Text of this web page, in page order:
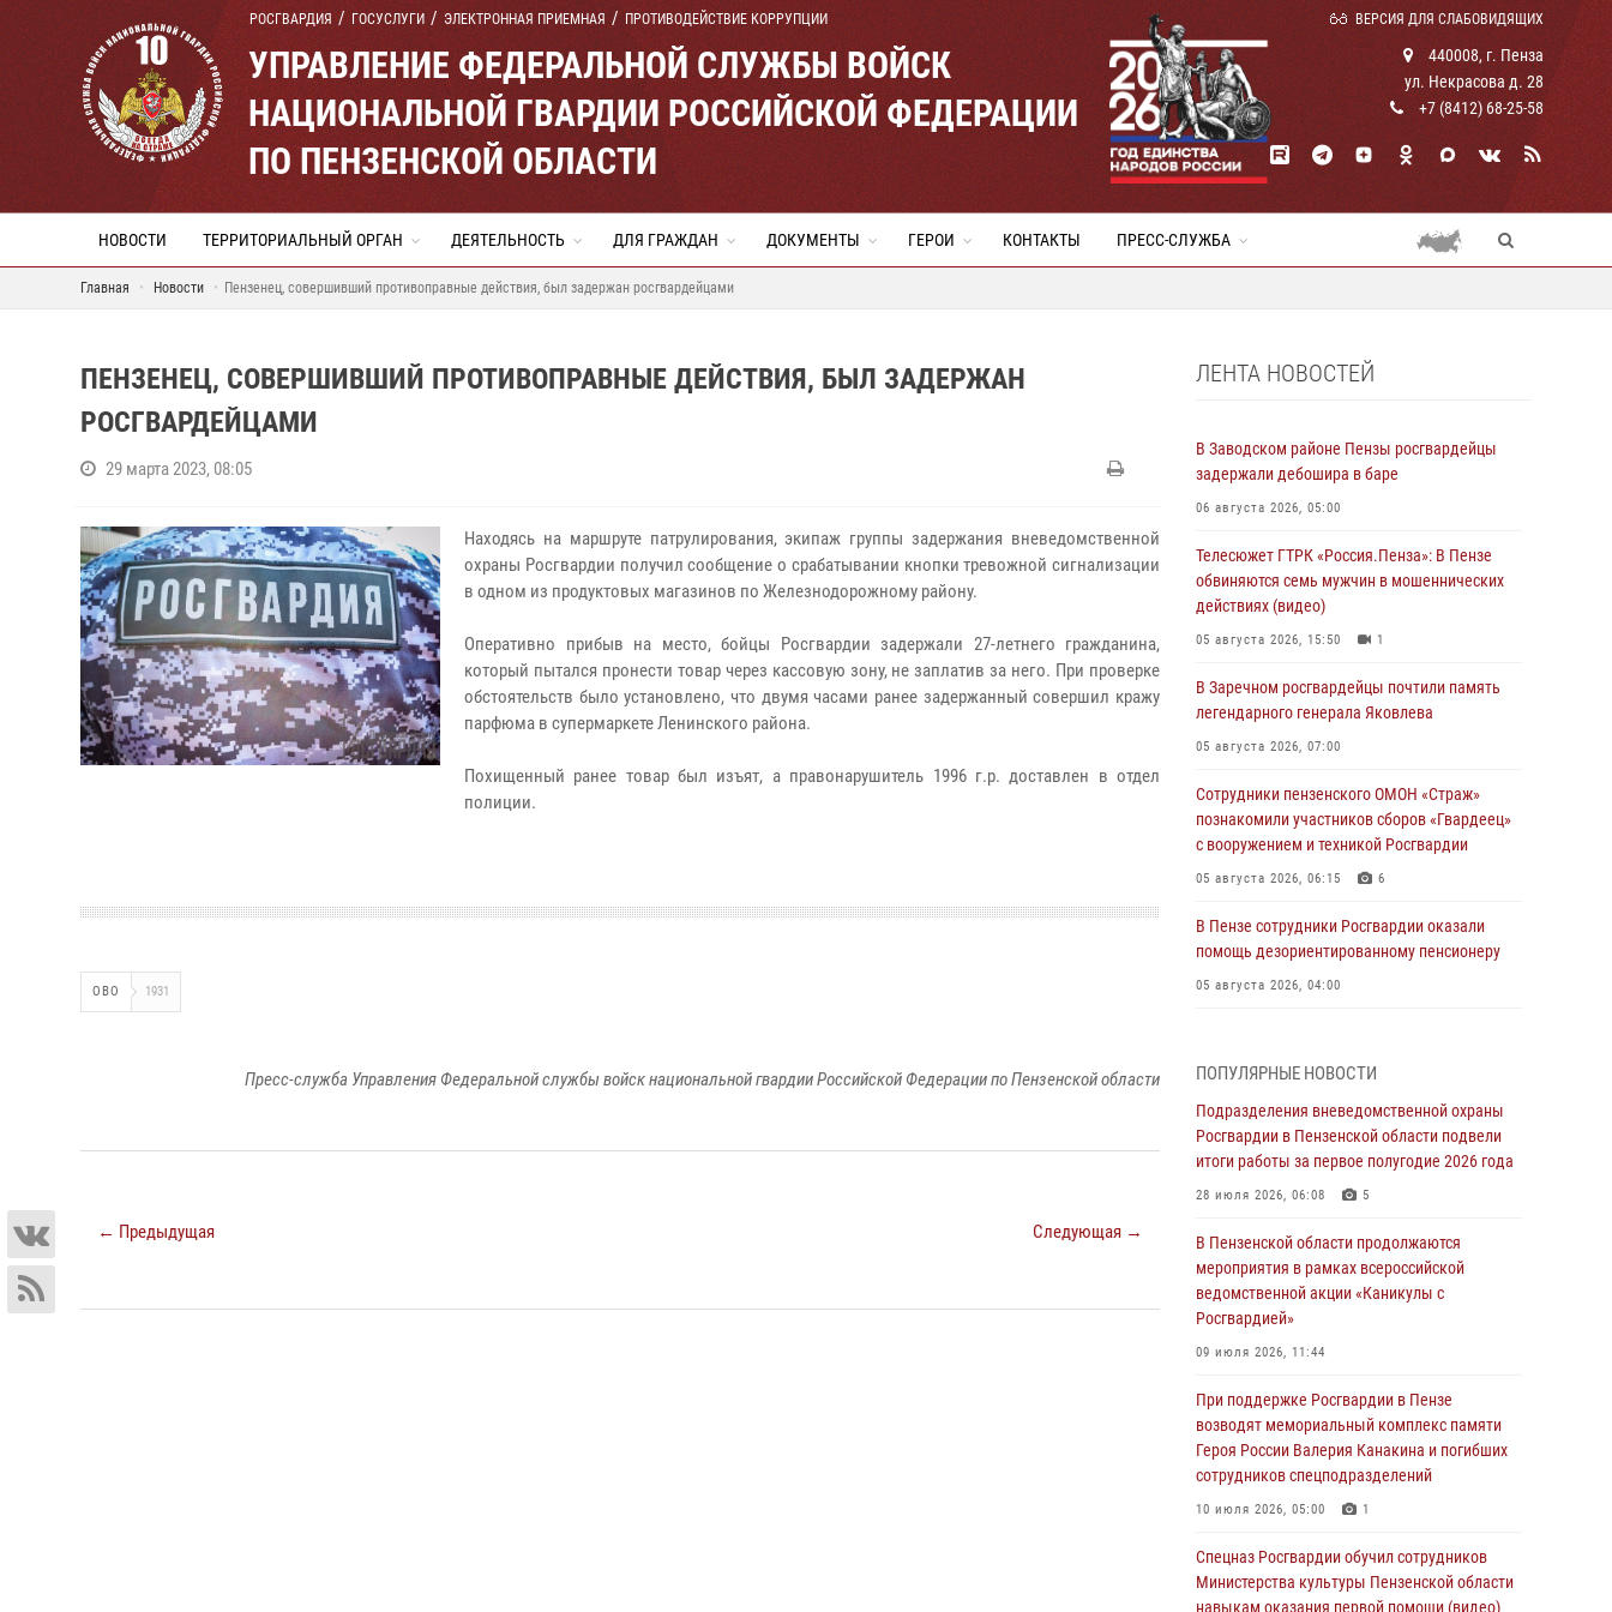
РОСГВАРДИЯ ГОСУСЛУГИ ЭЛЕКТРОННАЯ ПРИЕМНАЯ ПРОТИВОДЕЙСТВИЕ КОРРУПЦИИ ВЕРСИЯ ДЛЯ СЛАБОВИДЯЩИХ
УПРАВЛЕНИЕ ФЕДЕРАЛЬНОЙ СЛУЖБЫ ВОЙСК
НАЦИОНАЛЬНОЙ ГВАРДИИ РОССИЙСКОЙ ФЕДЕРАЦИИ
ПО ПЕНЗЕНСКОЙ ОБЛАСТИ
440008, г. Пенза
ул. Некрасова д. 28
+7 (8412) 68-25-58
НОВОСТИ ТЕРРИТОРИАЛЬНЫЙ ОРГАН ДЕЯТЕЛЬНОСТЬ ДЛЯ ГРАЖДАН ДОКУМЕНТЫ ГЕРОИ КОНТАКТЫ ПРЕСС-СЛУЖБА
Главная Новости Пензенец, совершивший противоправные действия, был задержан росгвардейцами
ПЕНЗЕНЕЦ, СОВЕРШИВШИЙ ПРОТИВОПРАВНЫЕ ДЕЙСТВИЯ, БЫЛ ЗАДЕРЖАН
РОСГВАРДЕЙЦАМИ
29 марта 2023, 08:05
Находясь на маршруте патрулирования, экипаж группы задержания вневедомственной
охраны Росгвардии получил сообщение о срабатывании кнопки тревожной сигнализации
в одном из продуктовых магазинов по Железнодорожному району.
Оперативно прибыв на место, бойцы Росгвардии задержали 27-летнего гражданина,
который пытался пронести товар через кассовую зону, не заплатив за него. При проверке
обстоятельств было установлено, что двумя часами ранее задержанный совершил кражу
парфюма в супермаркете Ленинского района.
Похищенный ранее товар был изъят, а правонарушитель 1996 г.р. доставлен в отдел
полиции.
ОВО 1931
Пресс-служба Управления Федеральной службы войск национальной гвардии Российской Федерации по Пензенской области
← Предыдущая Следующая →
ЛЕНТА НОВОСТЕЙ
В Заводском районе Пензы росгвардейцы
задержали дебошира в баре
06 августа 2026, 05:00
Телесюжет ГТРК «Россия.Пенза»: В Пензе
обвиняются семь мужчин в мошеннических
действиях (видео)
05 августа 2026, 15:50 1
В Заречном росгвардейцы почтили память
легендарного генерала Яковлева
05 августа 2026, 07:00
Сотрудники пензенского ОМОН «Страж»
познакомили участников сборов «Гвардеец»
с вооружением и техникой Росгвардии
05 августа 2026, 06:15 6
В Пензе сотрудники Росгвардии оказали
помощь дезориентированному пенсионеру
05 августа 2026, 04:00
маскировавшейся под реабилитационный
центр (видео)
04 августа 2026, 07:05 4 1
В Управлении Росгвардии по Пензенской
полугодие 2026 года
04 августа 2026, 06:08
Росгвардия обеспечила безопасность
праздничных мероприятий в День ВДВ в
03 августа 2026, 07:14 1
В Пензе сотрудники Росгвардии задержали
мужчину, который криками и нецензурной
бранью напугал жильцов многоквартирного
03 августа 2026, 05:59
ПОПУЛЯРНЫЕ НОВОСТИ
Подразделения вневедомственной охраны
Росгвардии в Пензенской области подвели
итоги работы за первое полугодие 2026 года
28 июля 2026, 06:08 5
В Пензенской области продолжаются
мероприятия в рамках всероссийской
ведомственной акции «Каникулы с
Росгвардией»
09 июля 2026, 11:44
При поддержке Росгвардии в Пензе
возводят мемориальный комплекс памяти
Героя России Валерия Канакина и погибших
сотрудников спецподразделений
10 июля 2026, 05:00 1
Спецназ Росгвардии обучил сотрудников
Министерства культуры Пензенской области
навыкам оказания первой помощи (видео)